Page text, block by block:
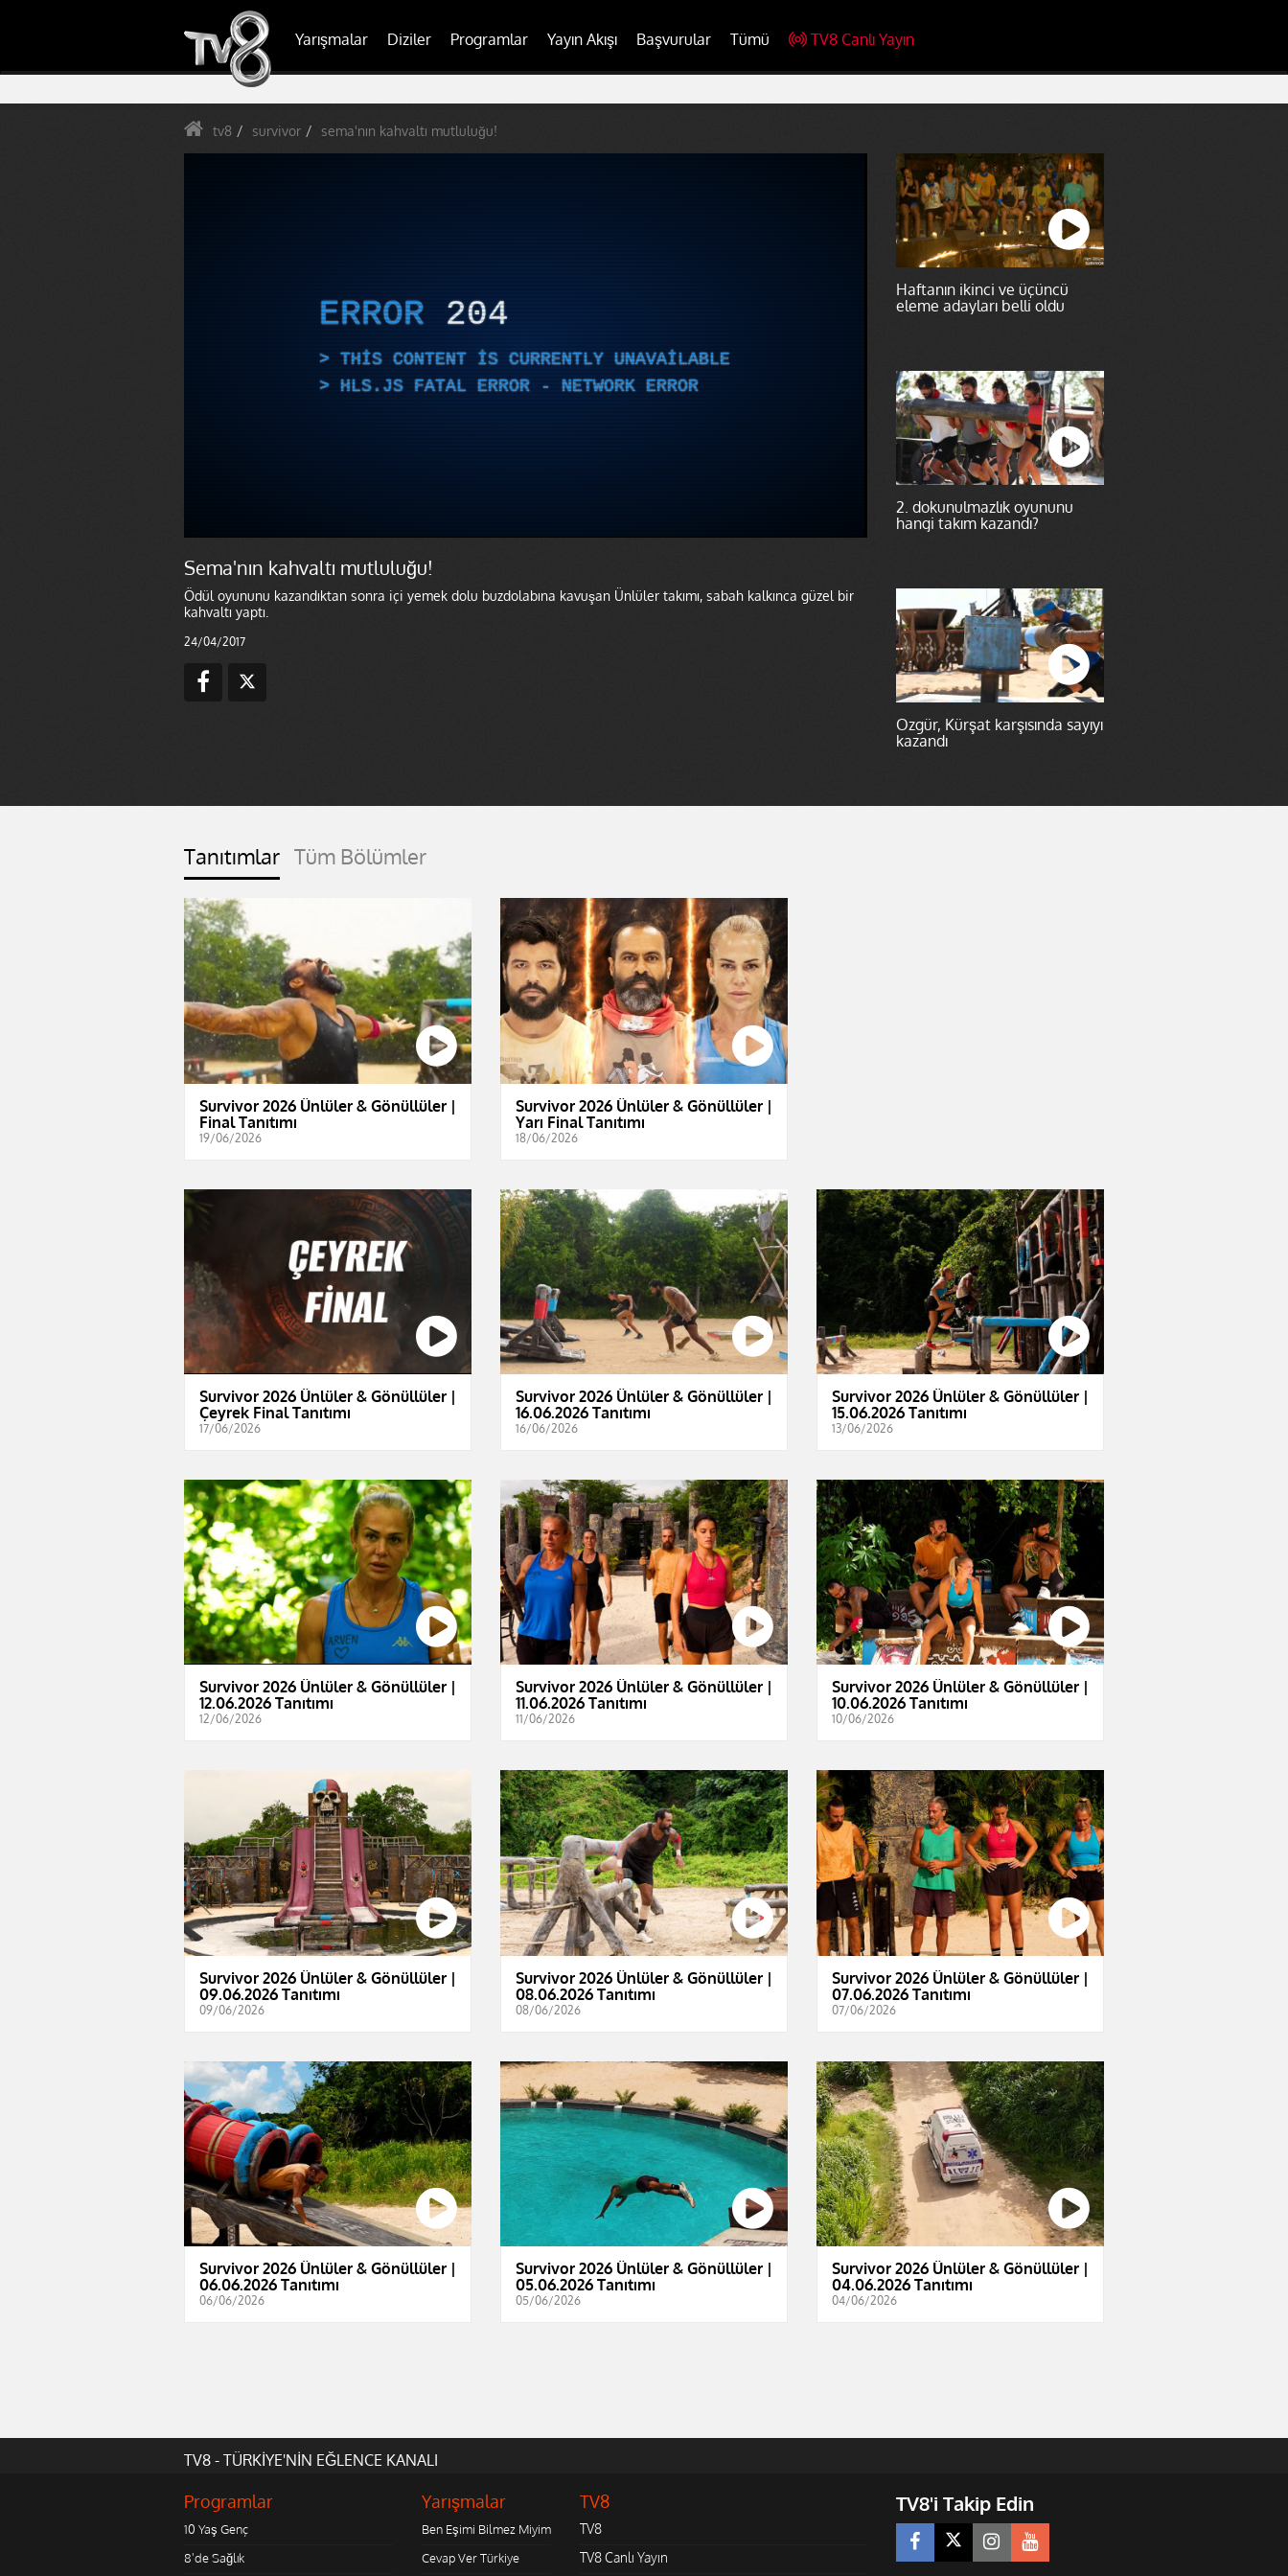
Yarışmalar Diziler Programlar Yayın Akışı Başvurular Tümü TV8 Canlı Yayın
tv8 survivor sema'nın kahvaltı mutluluğu!
ERROR 204
THIS CONTENT IS CURRENTLY UNAVAILABLE
HLS.JS FATAL ERROR - NETWORK ERROR
Sema'nın kahvaltı mutluluğu!
Ödül oyununu kazandıktan sonra içi yemek dolu buzdolabına kavuşan Ünlüler takımı, sabah kalkınca güzel bir
kahvaltı yaptı.
24/04/2017
Haftanın ikinci ve üçüncü
eleme adayları belli oldu
2. dokunulmazlık oyununu
hangi takım kazandı?
Özgür, Kürşat karşısında sayıyı
kazandı
Tanıtımlar Tüm Bölümler
Survivor 2026 Ünlüler & Gönüllüler |
Final Tanıtımı
19/06/2026
Survivor 2026 Ünlüler & Gönüllüler |
Yarı Final Tanıtımı
18/06/2026
Survivor 2026 Ünlüler & Gönüllüler |
Çeyrek Final Tanıtımı
17/06/2026
Survivor 2026 Ünlüler & Gönüllüler |
16.06.2026 Tanıtımı
16/06/2026
Survivor 2026 Ünlüler & Gönüllüler |
15.06.2026 Tanıtımı
13/06/2026
Survivor 2026 Ünlüler & Gönüllüler |
12.06.2026 Tanıtımı
12/06/2026
Survivor 2026 Ünlüler & Gönüllüler |
11.06.2026 Tanıtımı
11/06/2026
Survivor 2026 Ünlüler & Gönüllüler |
10.06.2026 Tanıtımı
10/06/2026
Survivor 2026 Ünlüler & Gönüllüler |
09.06.2026 Tanıtımı
09/06/2026
Survivor 2026 Ünlüler & Gönüllüler |
08.06.2026 Tanıtımı
08/06/2026
Survivor 2026 Ünlüler & Gönüllüler |
07.06.2026 Tanıtımı
07/06/2026
Survivor 2026 Ünlüler & Gönüllüler |
06.06.2026 Tanıtımı
06/06/2026
Survivor 2026 Ünlüler & Gönüllüler |
05.06.2026 Tanıtımı
05/06/2026
Survivor 2026 Ünlüler & Gönüllüler |
04.06.2026 Tanıtımı
04/06/2026
TV8 - TÜRKİYE'NİN EĞLENCE KANALI
Programlar
10 Yaş Genç
8'de Sağlık
Yarışmalar
Ben Eşimi Bilmez Miyim
Cevap Ver Türkiye
TV8
TV8
TV8 Canlı Yayın
TV8'i Takip Edin